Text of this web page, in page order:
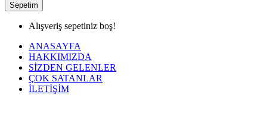
Sepetim
Alışveriş sepetiniz boş!
ANASAYFA
HAKKIMIZDA
SİZDEN GELENLER
ÇOK SATANLAR
İLETİŞİM